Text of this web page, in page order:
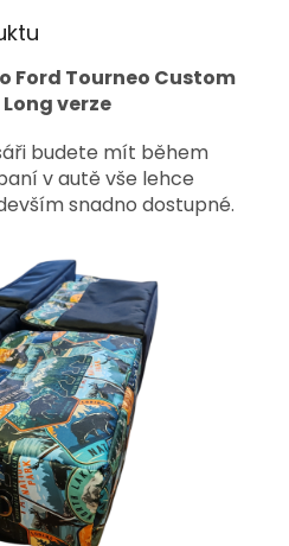
Ford Tourneo Custom
verze
budete mít během
v autě vše lehce
snadno dostupné.